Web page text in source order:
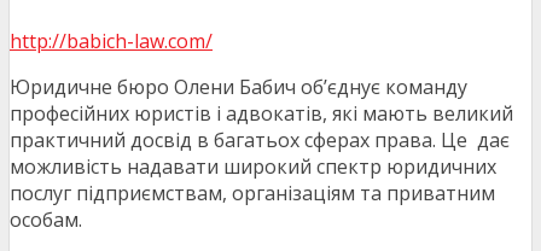
http://babich-law.com/
Юридичне бюро Олени Бабич об’єднує команду
професійних юристів і адвокатів, які мають великий
практичний досвід в багатьох сферах права. Це дає
можливість надавати широкий спектр юридичних
послуг підприємствам, організаціям та приватним
особам.